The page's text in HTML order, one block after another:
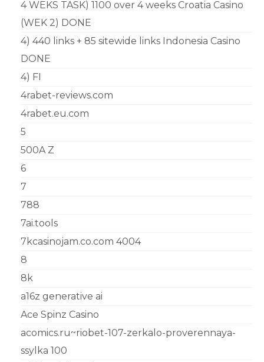
4 WEKS TASK) 1100 over 4 weeks Croatia Casino
(WEK 2) DONE
4) 440 links + 85 sitewide links Indonesia Casino
DONE
4) FI
4rabet-reviews.com
4rabet.eu.com
5
500A Z
6
7
788
7ai.tools
7kcasinojam.co.com 4004
8
8k
a16z generative ai
Ace Spinz Casino
acomics.ru~riobet-107-zerkalo-proverennaya-
ssylka 100